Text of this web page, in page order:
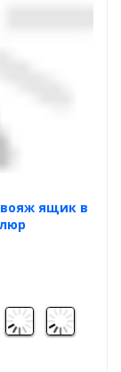
ящик в